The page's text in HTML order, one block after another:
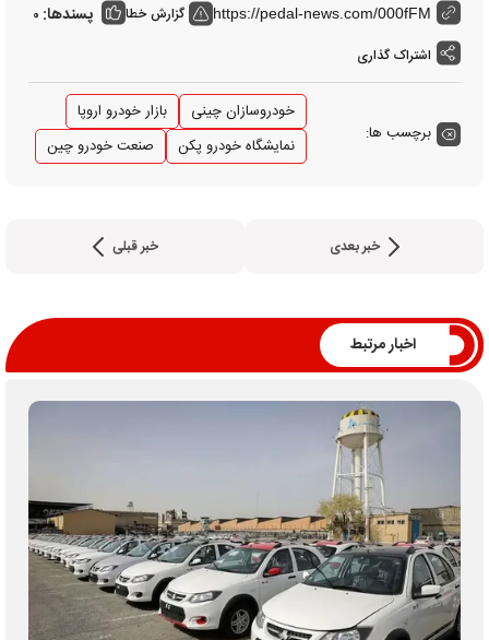
https://pedal-news.com/000fFM گزارش خطا پسندها: 0
اشتراک گذاری
برچسب ها:
خودروسازان چینی
بازار خودرو اروپا
نمایشگاه خودرو پکن
صنعت خودرو چین
خبر بعدی خبر قبلی
اخبار مرتبط